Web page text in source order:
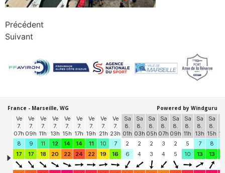
Précédent
Suivant